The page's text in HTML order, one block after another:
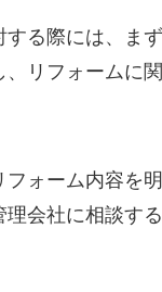
する際には、ま
、リフォームに
フォーム内容を
理会社に相談す